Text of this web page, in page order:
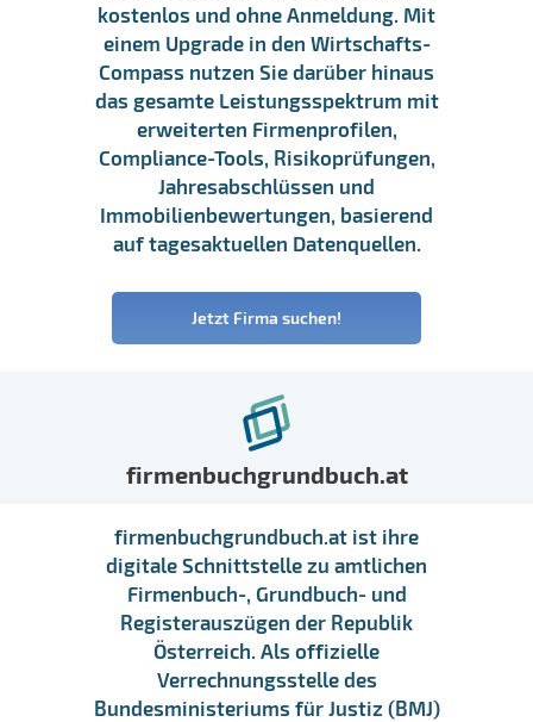
kostenlos und ohne Anmeldung. Mit
einem Upgrade in den Wirtschafts-
Compass nutzen Sie darüber hinaus
das gesamte Leistungsspektrum mit
erweiterten Firmenprofilen,
Compliance-Tools, Risikoprüfungen,
Jahresabschlüssen und
Immobilienbewertungen, basierend
auf tagesaktuellen Datenquellen.
Jetzt Firma suchen!
firmenbuchgrundbuch.at
firmenbuchgrundbuch.at ist ihre
digitale Schnittstelle zu amtlichen
Firmenbuch-, Grundbuch- und
Registerauszügen der Republik
Österreich. Als offizielle
Verrechnungsstelle des
Bundesministeriums für Justiz (BMJ)